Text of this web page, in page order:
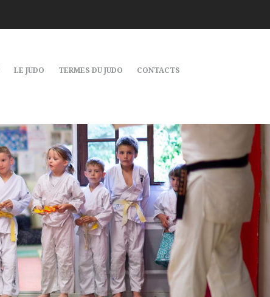
LE JUDO TERMES DU JUDO CONTACTS